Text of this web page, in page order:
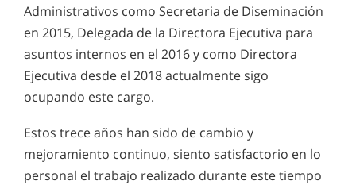
Administrativos como Secretaria de Diseminación
en 2015, Delegada de la Directora Ejecutiva para
asuntos internos en el 2016 y como Directora
Ejecutiva desde el 2018 actualmente sigo
ocupando este cargo.
Estos trece años han sido de cambio y
mejoramiento continuo, siento satisfactorio en lo
personal el trabajo realizado durante este tiempo